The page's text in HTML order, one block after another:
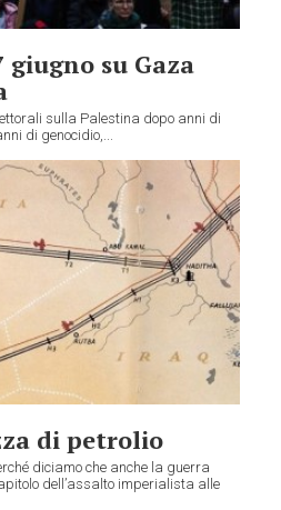
giugno su Gaza
sulla Palestina dopo anni di
di genocidio,...
di petrolio
diciamo che anche la guerra
dell’assalto imperialista alle